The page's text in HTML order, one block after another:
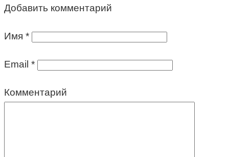
Добавить комментарий
Имя *
Email *
Комментарий